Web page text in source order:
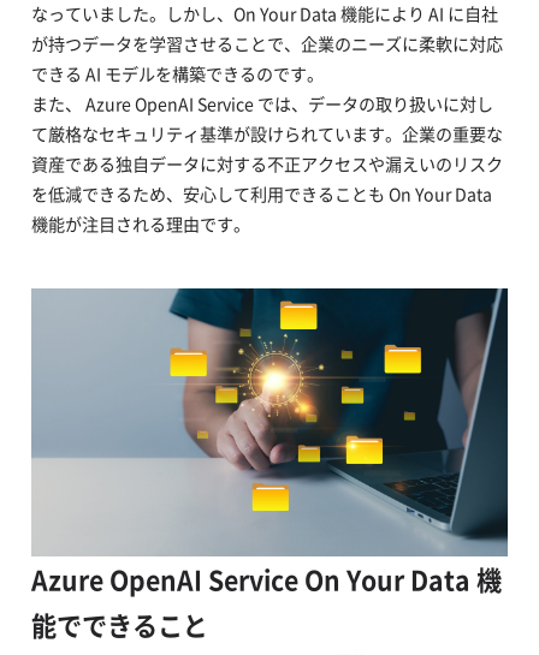
なっていました。しかし、On Your Data 機能により AI に自社
が持つデータを学習させることで、企業のニーズに柔軟に対応
できる AI モデルを構築できるのです。
また、 Azure OpenAI Service では、データの取り扱いに対し
て厳格なセキュリティ基準が設けられています。企業の重要な
資産である独自データに対する不正アクセスや漏えいのリスク
を低減できるため、安心して利用できることも On Your Data
機能が注目される理由です。
Azure OpenAI Service On Your Data 機
能でできること